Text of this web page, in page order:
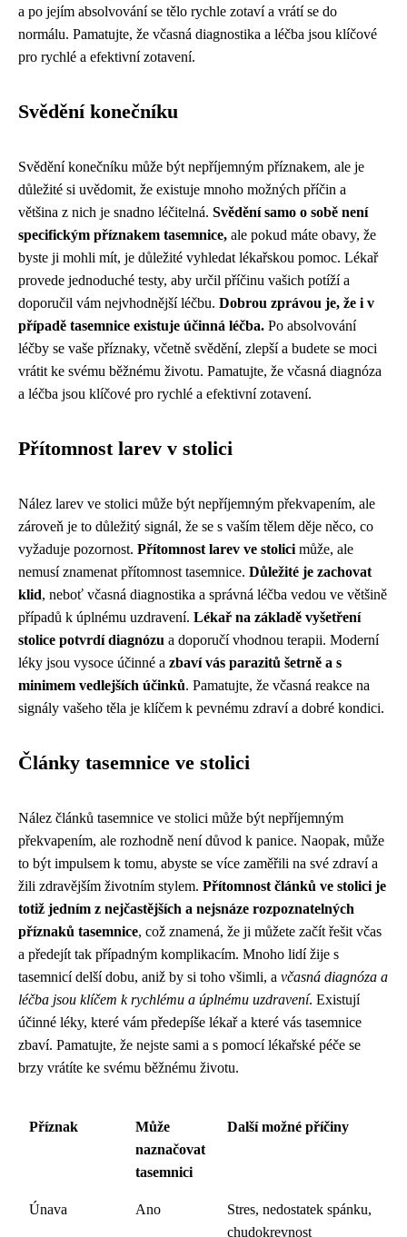
a po jejím absolvování se tělo rychle zotaví a vrátí se do
normálu. Pamatujte, že včasná diagnostika a léčba jsou klíčové
pro rychlé a efektivní zotavení.
Svědění konečníku
Svědění konečníku může být nepříjemným příznakem, ale je
důležité si uvědomit, že existuje mnoho možných příčin a
většina z nich je snadno léčitelná. Svědění samo o sobě není
specifickým příznakem tasemnice, ale pokud máte obavy, že
byste ji mohli mít, je důležité vyhledat lékařskou pomoc. Lékař
provede jednoduché testy, aby určil příčinu vašich potíží a
doporučil vám nejvhodnější léčbu. Dobrou zprávou je, že i v
případě tasemnice existuje účinná léčba. Po absolvování
léčby se vaše příznaky, včetně svědění, zlepší a budete se moci
vrátit ke svému běžnému životu. Pamatujte, že včasná diagnóza
a léčba jsou klíčové pro rychlé a efektivní zotavení.
Přítomnost larev v stolici
Nález larev ve stolici může být nepříjemným překvapením, ale
zároveň je to důležitý signál, že se s vaším tělem děje něco, co
vyžaduje pozornost. Přítomnost larev ve stolici může, ale
nemusí znamenat přítomnost tasemnice. Důležité je zachovat
klid, neboť včasná diagnostika a správná léčba vedou ve většině
případů k úplnému uzdravení. Lékař na základě vyšetření
stolice potvrdí diagnózu a doporučí vhodnou terapii. Moderní
léky jsou vysoce účinné a zbaví vás parazitů šetrně a s
minimem vedlejších účinků. Pamatujte, že včasná reakce na
signály vašeho těla je klíčem k pevnému zdraví a dobré kondici.
Články tasemnice ve stolici
Nález článků tasemnice ve stolici může být nepříjemným
překvapením, ale rozhodně není důvod k panice. Naopak, může
to být impulsem k tomu, abyste se více zaměřili na své zdraví a
žili zdravějším životním stylem. Přítomnost článků ve stolici je
totiž jedním z nejčastějších a nejsnáze rozpoznatelných
příznaků tasemnice, což znamená, že ji můžete začít řešit včas
a předejít tak případným komplikacím. Mnoho lidí žije s
tasemnicí delší dobu, aniž by si toho všimli, a včasná diagnóza a
léčba jsou klíčem k rychlému a úplnému uzdravení. Existují
účinné léky, které vám předepíše lékař a které vás tasemnice
zbaví. Pamatujte, že nejste sami a s pomocí lékařské péče se
brzy vrátíte ke svému běžnému životu.
Příznak
Může
naznačovat
tasemnici
Další možné příčiny
Únava Ano
Stres, nedostatek spánku,
chudokrevnost